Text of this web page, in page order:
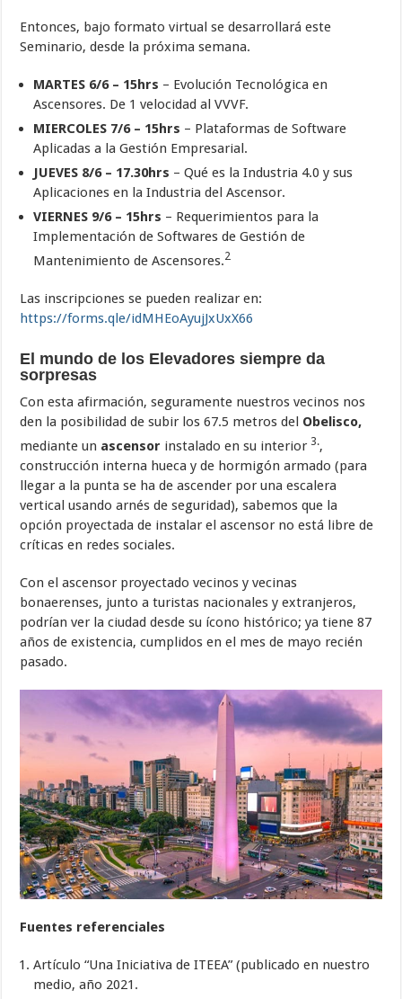
Entonces, bajo formato virtual se desarrollará este
Seminario, desde la próxima semana.
MARTES 6/6 – 15hrs – Evolución Tecnológica en
Ascensores. De 1 velocidad al VVVF.
MIERCOLES 7/6 – 15hrs – Plataformas de Software
Aplicadas a la Gestión Empresarial.
JUEVES 8/6 – 17.30hrs – Qué es la Industria 4.0 y sus
Aplicaciones en la Industria del Ascensor.
VIERNES 9/6 – 15hrs – Requerimientos para la
Implementación de Softwares de Gestión de
Mantenimiento de Ascensores.2
Las inscripciones se pueden realizar en:
https://forms.qle/idMHEoAyujJxUxX66
El mundo de los Elevadores siempre da
sorpresas
Con esta afirmación, seguramente nuestros vecinos nos
den la posibilidad de subir los 67.5 metros del Obelisco,
mediante un ascensor instalado en su interior 3.,
construcción interna hueca y de hormigón armado (para
llegar a la punta se ha de ascender por una escalera
vertical usando arnés de seguridad), sabemos que la
opción proyectada de instalar el ascensor no está libre de
críticas en redes sociales.
Con el ascensor proyectado vecinos y vecinas
bonaerenses, junto a turistas nacionales y extranjeros,
podrían ver la ciudad desde su ícono histórico; ya tiene 87
años de existencia, cumplidos en el mes de mayo recién
pasado.
Fuentes referenciales
Artículo “Una Iniciativa de ITEEA” (publicado en nuestro
medio, año 2021.